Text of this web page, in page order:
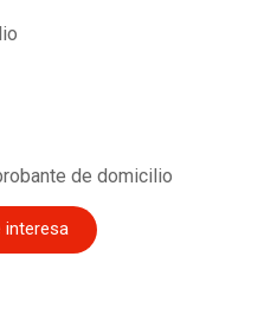
de domicilio
interesa